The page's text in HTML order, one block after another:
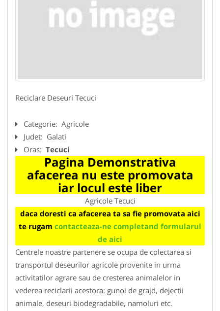
Reciclare Deseuri Tecuci
Categorie: Agricole
Judet: Galati
Oras: Tecuci
Pagina Demonstrativa
afacerea nu este promovata
iar locul este liber
Agricole Tecuci
daca doresti ca afacerea ta sa fie promovata aici
te rugam contacteaza-ne completand formularul
de aici
Centrele noastre partenere se ocupa de colectarea si
transportul deseurilor agricole provenite in urma
activitatilor agrare sau de cresterea animalelor in
vederea reciclarii acestora: gunoi de grajd, dejectii
animale, deseuri biodegradabile, namoluri etc.